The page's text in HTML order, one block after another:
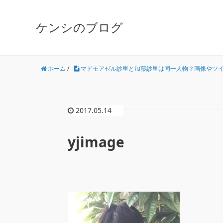
ケンシのブログ
ホーム / マドモアゼル紗里と加藤紗里は同一人物？画像やツ
2017.05.14
yjimage